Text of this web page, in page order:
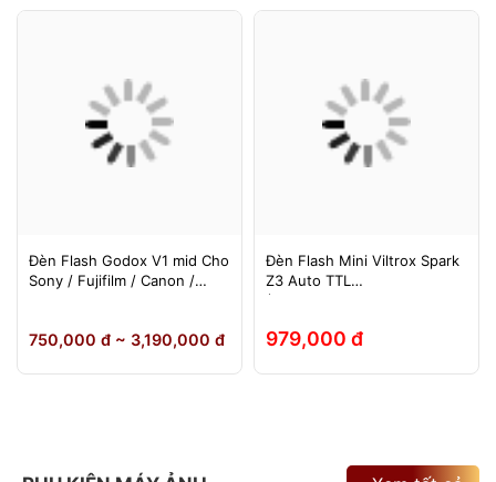
Đèn Flash Godox V1 mid Cho
Sony / Fujifilm / Canon /
750,000 đ ~ 3,190,000 đ
Đèn Flash Mini Viltrox Spark
Z3 Auto TTL
(Fuji/Sony/Canon/Nikon)
979,000 đ